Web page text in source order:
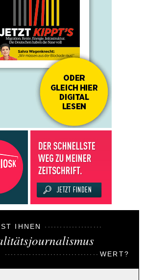
IHNEN
WERT?